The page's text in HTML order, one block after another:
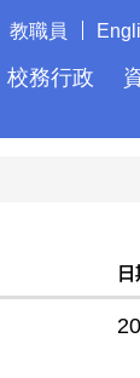
校務行政
教職員
日